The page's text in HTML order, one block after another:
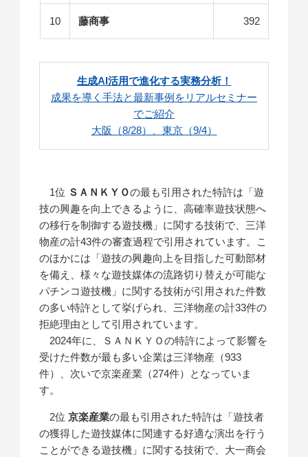
10 藤商事 392
生成AI活用で進化する実務分析！
成果を導く手法と最新事例をリアルセミナー
でご紹介
大阪（8/28）、東京（9/4）
1位 ＳＡＮＫＹＯの最も引用された特許は「遊
技の興趣を向上できるように、高確率遊技状態へ
の移行を制御する遊技機」に関する技術で、三洋
物産の計43件の審査過程で引用されています。こ
のほかには「遊技の興趣向上を目指した可動部材
を備え、様々な遊技媒体の流路切り替えが可能な
パチンコ遊技機」に関する技術が引用された件数
の多い特許として挙げられ、三洋物産の計33件の
拒絶理由として引用されています。
2024年に、ＳＡＮＫＹＯの特許によって影響を
受けた件数が最も多い企業は三洋物産（933
件）、次いで京楽産業（274件）となっていま
す。
2位京楽産業の最も引用された特許は「遊技者
の獲得した遊技媒体に関連する好適な演出を行う
ことができる遊技機」に関する技術で、大一商会